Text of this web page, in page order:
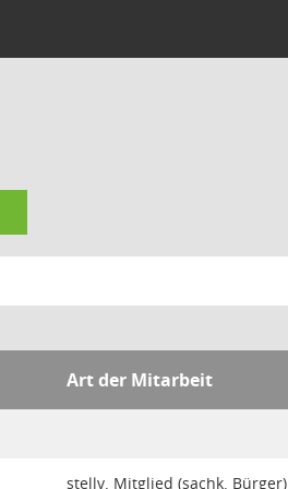
Art der Mitarbeit
stellv. Mitglied (sachk. Bürger)